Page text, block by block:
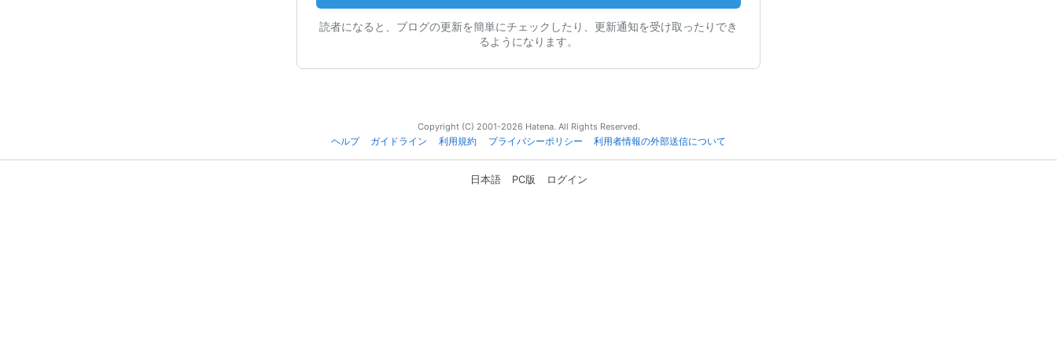
読者になると、ブログの更新を簡単にチェックしたり、更新通知を受け取ったりでき
るようになります。
Copyright (C) 2001-2026 Hatena. All Rights Reserved.
ヘルプ
ガイドライン 利用規約 プライバシーポリシー 利用者情報の外部送信について
日本語 PC版 ログイン